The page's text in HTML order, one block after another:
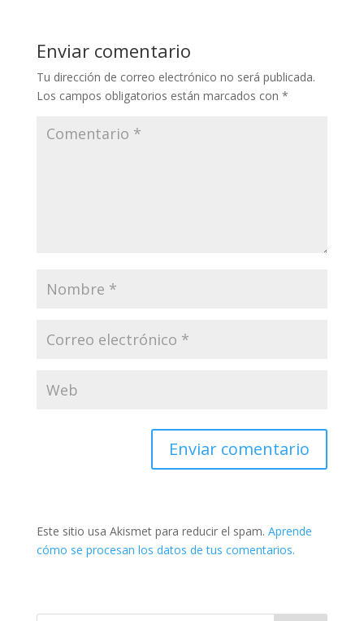
Enviar comentario
Tu dirección de correo electrónico no será publicada.
Los campos obligatorios están marcados con *
Este sitio usa Akismet para reducir el spam. Aprende
cómo se procesan los datos de tus comentarios.